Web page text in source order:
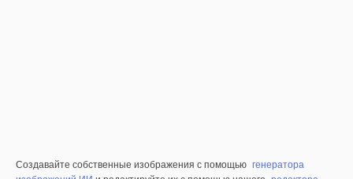
Создавайте собственные изображения с помощью генератора